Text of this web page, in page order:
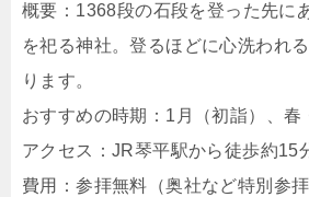
概要：1368段の石段を登った先に
を祀る神社。登るほどに心洗われ
ります。
おすすめの時期：1月（初詣）、春
アクセス：JR琴平駅から徒歩約15
費用：参拝無料（奥社など特別参拝